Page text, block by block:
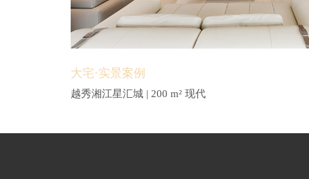
大宅·实景案例
越秀湘江星汇城 | 200 m² 现代